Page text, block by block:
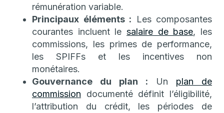
rémunération variable.
Principaux éléments : Les composantes
courantes incluent le salaire de base, les
commissions, les primes de performance,
les SPIFFs et les incentives non
monétaires.
Gouvernance du plan : Un plan de
commission documenté définit l’éligibilité,
l’attribution du crédit, les périodes de